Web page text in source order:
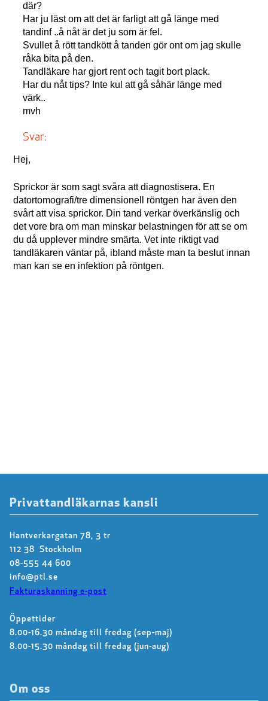
där?
Har ju läst om att det är farligt att gå länge med
tandinf ..å nåt är det ju som är fel.
Svullet å rött tandkött å tanden gör ont om jag skulle
råka bita på den.
Tandläkare har gjort rent och tagit bort plack.
Har du nåt tips? Inte kul att gå såhär länge med
värk..
mvh
Svar:
Hej,
Sprickor är som sagt svåra att diagnostisera. En
datortomografi/tre dimensionell röntgen har även den
svårt att visa sprickor. Din tand verkar överkänslig och
det vore bra om man minskar belastningen för att se om
du då upplever mindre smärta. Vet inte riktigt vad
tandläkaren väntar på, ibland måste man ta beslut innan
man kan se en infektion på röntgen.
Privattandläkarnas kansli
Hantverkargatan 78, 3 tr
112 38 Stockholm
08-555 44 600
info@ptl.se
Fakturaskanning e-post
Öppettider
8.00-16.30 måndag till fredag (sep-maj)
8.00-15.30 måndag till fredag (jun-aug)
Om oss